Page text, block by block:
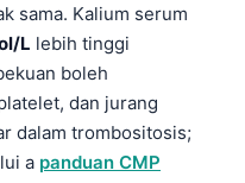
sama. Kalium serum
L lebih tinggi
boleh
dan jurang
dalam trombositosis;
a panduan CMP